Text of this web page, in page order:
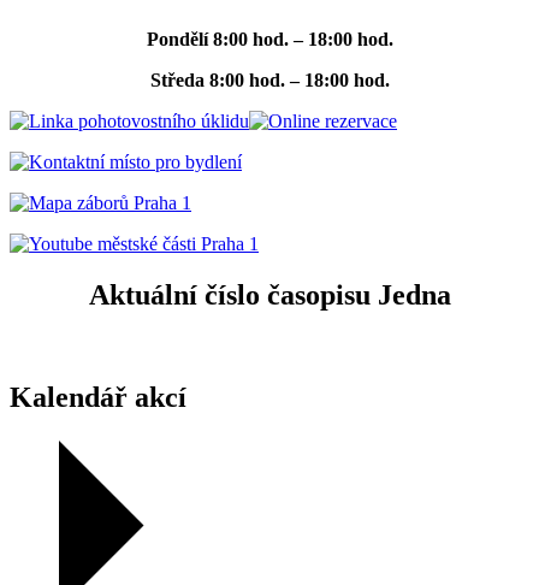
Pondělí 8:00 hod. – 18:00 hod.
Středa 8:00 hod. – 18:00 hod.
Aktuální číslo časopisu Jedna
Kalendář akcí